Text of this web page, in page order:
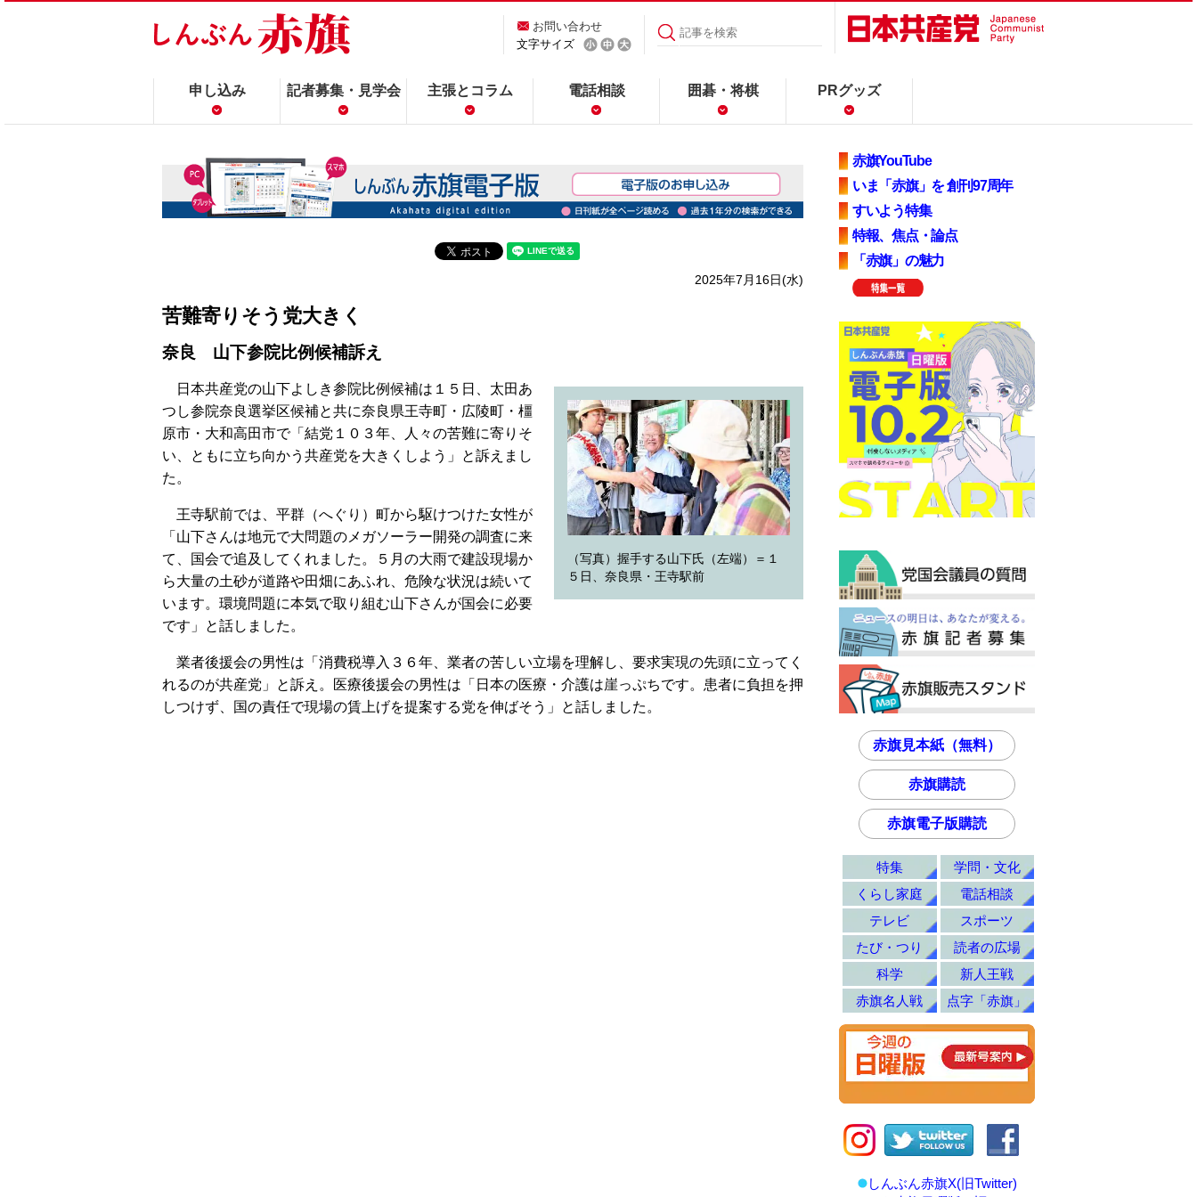
お問い合わせ
文字サイズ
申し込み 記者募集・見学会 主張とコラム 電話相談 囲碁・将棋 PRグッズ
2025年7月16日(水)
苦難寄りそう党大きく
奈良 山下参院比例候補訴え
（写真）握手する山下氏（左端）＝１
５日、奈良県・王寺駅前
日本共産党の山下よしき参院比例候補は１５日、太田あ
つし参院奈良選挙区候補と共に奈良県王寺町・広陵町・橿
原市・大和高田市で「結党１０３年、人々の苦難に寄りそ
い、ともに立ち向かう共産党を大きくしよう」と訴えまし
た。
王寺駅前では、平群（へぐり）町から駆けつけた女性が
「山下さんは地元で大問題のメガソーラー開発の調査に来
て、国会で追及してくれました。５月の大雨で建設現場か
ら大量の土砂が道路や田畑にあふれ、危険な状況は続いて
います。環境問題に本気で取り組む山下さんが国会に必要
です」と話しました。
業者後援会の男性は「消費税導入３６年、業者の苦しい立場を理解し、要求実現の先頭に立ってく
れるのが共産党」と訴え。医療後援会の男性は「日本の医療・介護は崖っぷちです。患者に負担を押
しつけず、国の責任で現場の賃上げを提案する党を伸ばそう」と話しました。
赤旗YouTube
いま「赤旗」を 創刊97周年
すいよう特集
特報、焦点・論点
「赤旗」の魅力
赤旗見本紙（無料）
赤旗購読
赤旗電子版購読
特集
学問・文化
くらし家庭
電話相談
テレビ
スポーツ
たび・つり
読者の広場
科学
新人王戦
赤旗名人戦
点字「赤旗」
しんぶん赤旗X(旧Twitter)